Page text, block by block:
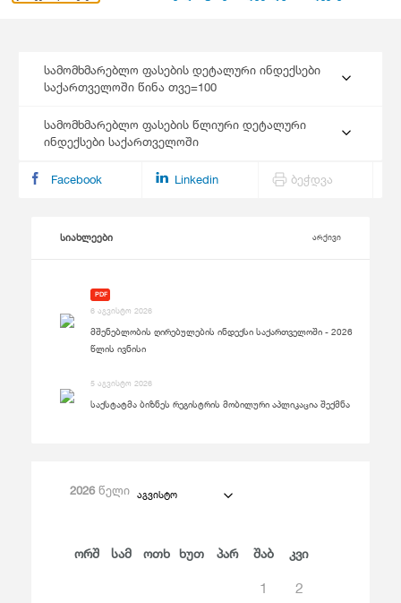
სამომხმარებლო ფასების დეტალური ინდექსები
საქართველოში წინა თვე=100
სამომხმარებლო ფასების წლიური დეტალური
ინდექსები საქართველოში
Facebook Linkedin ბეჭდვა
სიახლეები არქივი
PDF
6 აგვისტო 2026
მშენებლობის ღირებულების ინდექსი საქართველოში - 2026
წლის ივნისი
5 აგვისტო 2026
საქსტატმა ბიზნეს რეგისტრის მობილური აპლიკაცია შექმნა
2026წელი აგვისტო
Ორშ Სამ Ოთხ Ხუთ Პარ Შაბ Კვი
1 2